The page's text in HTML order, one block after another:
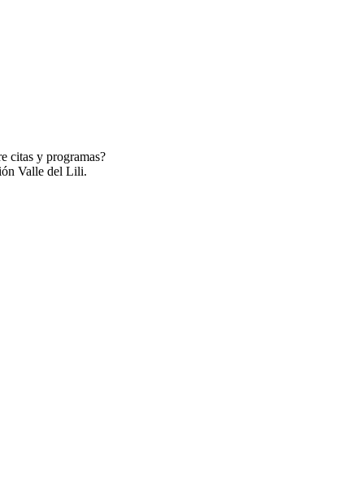
citas y programas?
Valle del Lili.